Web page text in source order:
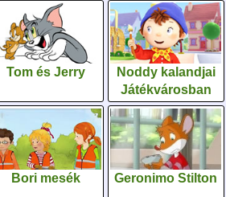
Tom és Jerry
Noddy kalandjai
Játékvárosban
Bori mesék Geronimo Stilton